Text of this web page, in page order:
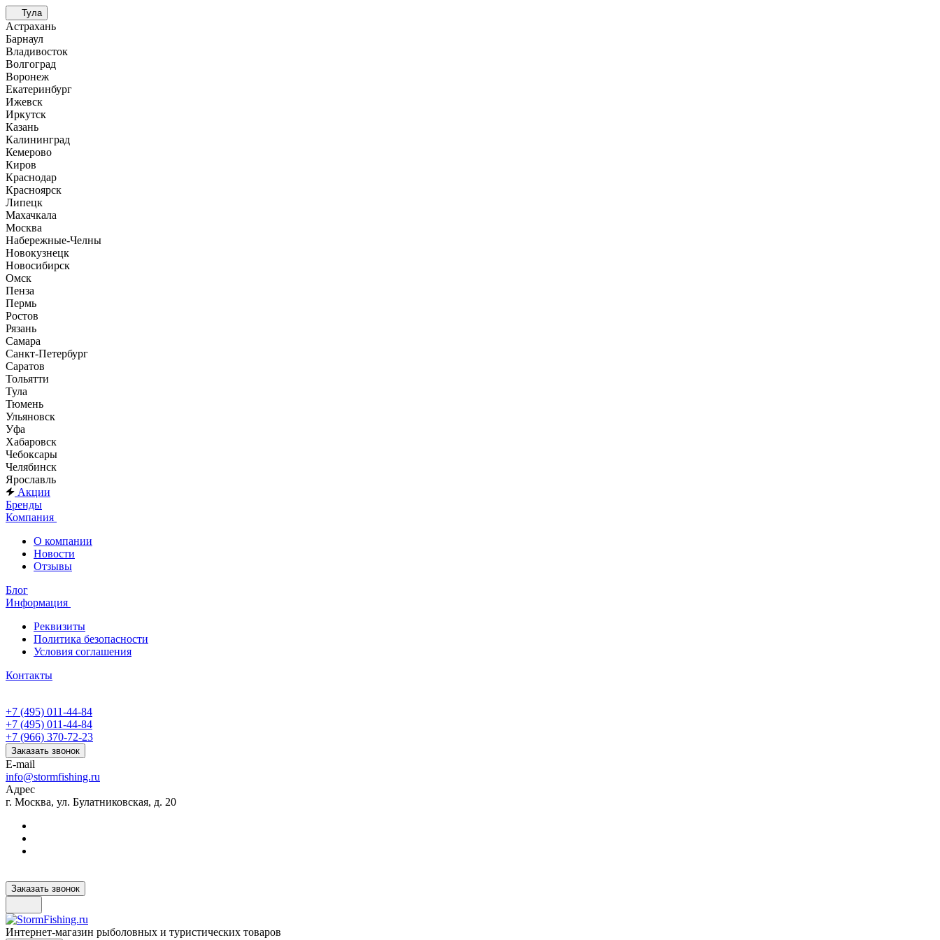
Тула
Астрахань
Барнаул
Владивосток
Волгоград
Воронеж
Екатеринбург
Ижевск
Иркутск
Казань
Калининград
Кемерово
Киров
Краснодар
Красноярск
Липецк
Махачкала
Москва
Набережные-Челны
Новокузнецк
Новосибирск
Омск
Пенза
Пермь
Ростов
Рязань
Самара
Санкт-Петербург
Саратов
Тольятти
Тула
Тюмень
Ульяновск
Уфа
Хабаровск
Чебоксары
Челябинск
Ярославль
Акции
Бренды
Компания
О компании
Новости
Отзывы
Блог
Информация
Реквизиты
Политика безопасности
Условия соглашения
Контакты
+7 (495) 011-44-84
+7 (495) 011-44-84
+7 (966) 370-72-23
Заказать звонок
E-mail
info@stormfishing.ru
Адрес
г. Москва, ул. Булатниковская, д. 20
Заказать звонок
Интернет-магазин рыболовных и туристических товаров